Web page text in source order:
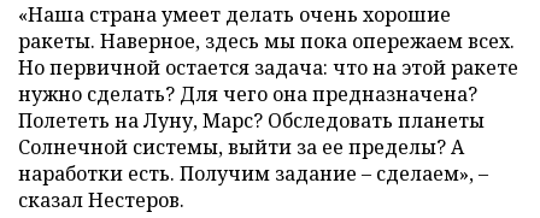
«Наша страна умеет делать очень хорошие
ракеты. Наверное, здесь мы пока опережаем всех.
Но первичной остается задача: что на этой ракете
нужно сделать? Для чего она предназначена?
Полететь на Луну, Марс? Обследовать планеты
Солнечной системы, выйти за ее пределы? А
наработки есть. Получим задание – сделаем», –
сказал Нестеров.